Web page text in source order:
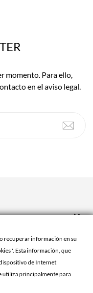
momento. Para ello,
en el aviso legal.


recuperar información en su
'. Esta información, que
de Internet
utiliza principalmente para